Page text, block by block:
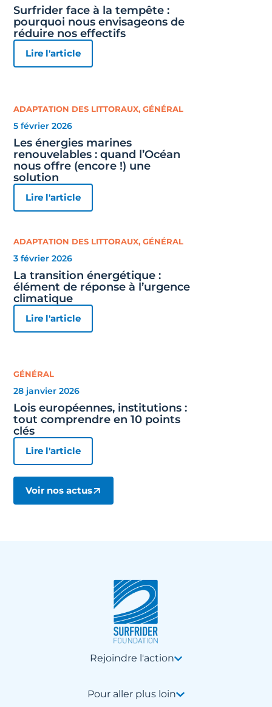
Surfrider face à la tempête :
pourquoi nous envisageons de
réduire nos effectifs
Lire l'article
ADAPTATION DES LITTORAUX,GÉNÉRAL
5 février 2026
Les énergies marines
renouvelables : quand l’Océan
nous offre (encore !) une
solution
Lire l'article
ADAPTATION DES LITTORAUX,GÉNÉRAL
3 février 2026
La transition énergétique :
élément de réponse à l’urgence
climatique
Lire l'article
GÉNÉRAL
28 janvier 2026
Lois européennes, institutions :
tout comprendre en 10 points
clés
Lire l'article
Voir nos actus
Rejoindre l'action
Pour aller plus loin